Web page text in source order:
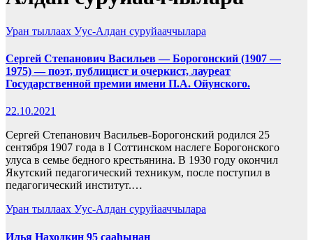
Уран тыллаах Уус-Алдан суруйааччылара
Сергей Степанович Васильев — Борогонский (1907 —
1975) — поэт, публицист и очеркист, лауреат
Государственной премии имени П.А. Ойунского.
22.10.2021
Сергей Степанович Васильев-Борогонский родился 25
сентября 1907 года в I Соттинском наслеге Борогонского
улуса в семье бедного крестьянина. В 1930 году окончил
Якутский педагогический техникум, после поступил в
педагогический институт.…
Уран тыллаах Уус-Алдан суруйааччылара
Илья Находкин 95 сааһынан